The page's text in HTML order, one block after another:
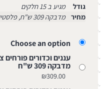
גודל
מגיע ב 15 חלקים
מחיר מדבקה 309 ש"ח, פלסטיק 479 ש"ח
Choose an option
מדבקה 309 ש"ח
₪309.00